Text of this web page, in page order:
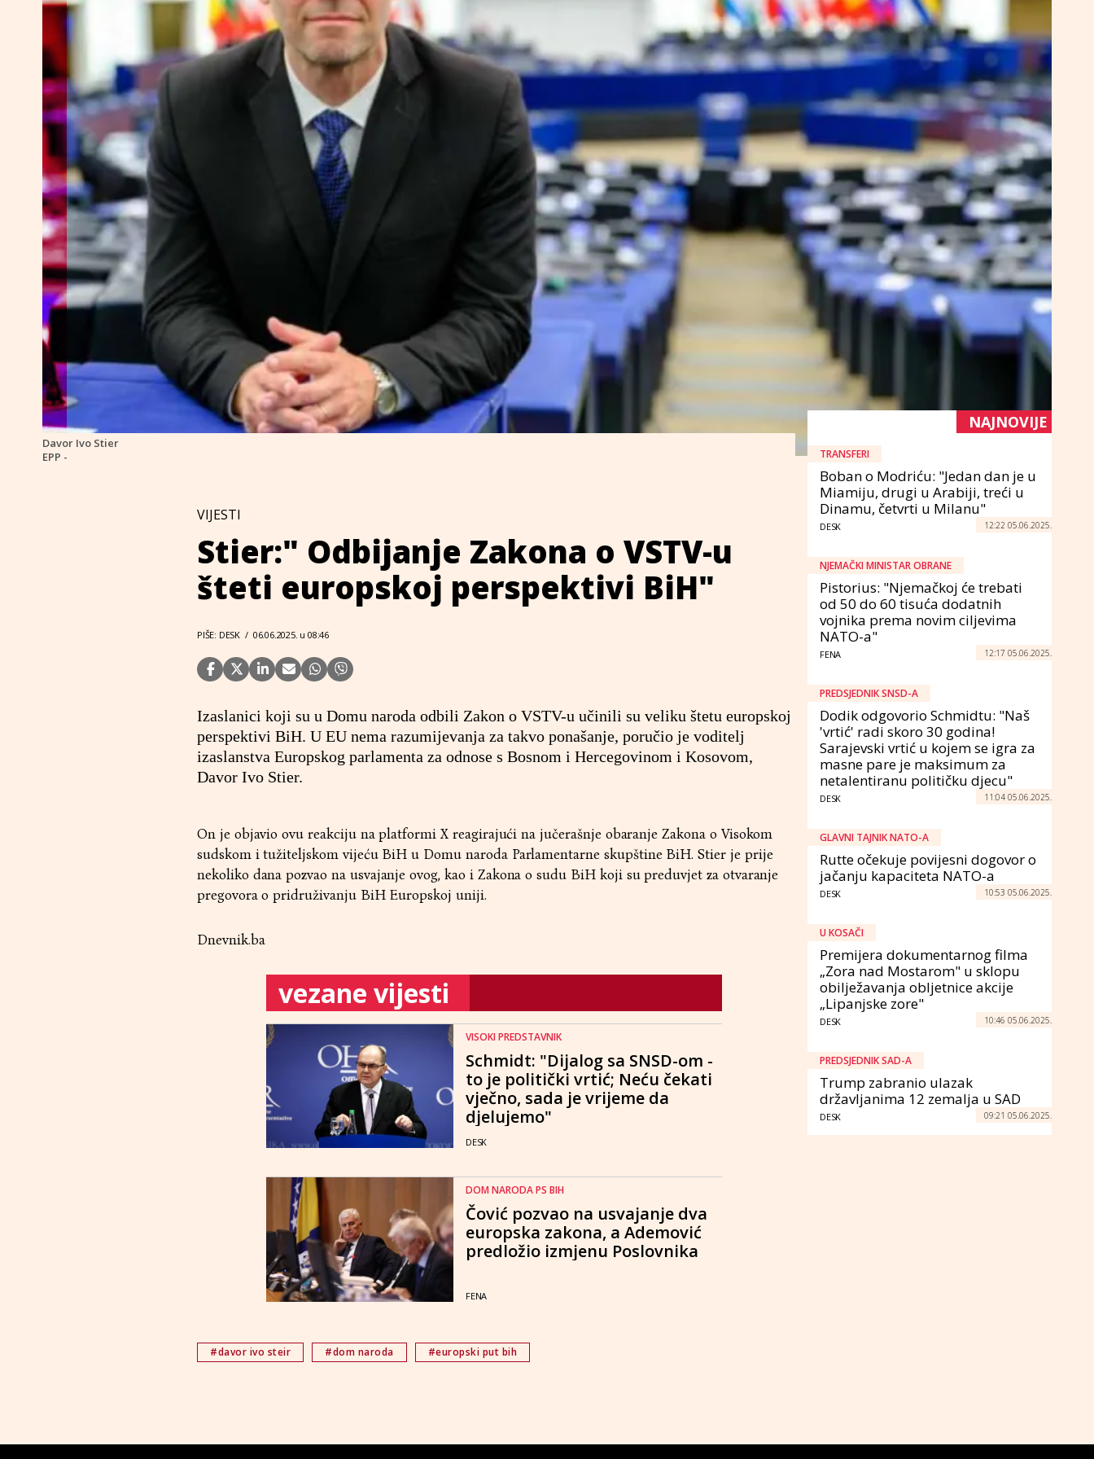
Davor Ivo Stier
EPP -
VIJESTI
Stier:" Odbijanje Zakona o VSTV-u
šteti europskoj perspektivi BiH"
PIŠE: DESK / 06.06.2025. u 08:46
Izaslanici koji su u Domu naroda odbili Zakon o VSTV-u učinili su veliku štetu europskoj
perspektivi BiH. U EU nema razumijevanja za takvo ponašanje, poručio je voditelj
izaslanstva Europskog parlamenta za odnose s Bosnom i Hercegovinom i Kosovom,
Davor Ivo Stier.
On je objavio ovu reakciju na platformi X reagirajući na jučerašnje obaranje Zakona o Visokom
sudskom i tužiteljskom vijeću BiH u Domu naroda Parlamentarne skupštine BiH. Stier je prije
nekoliko dana pozvao na usvajanje ovog, kao i Zakona o sudu BiH koji su preduvjet za otvaranje
pregovora o pridruživanju BiH Europskoj uniji.
Dnevnik.ba
vezane vijesti
VISOKI PREDSTAVNIK
Schmidt: "Dijalog sa SNSD-om -
to je politički vrtić; Neću čekati
vječno, sada je vrijeme da
djelujemo"
DESK
DOM NARODA PS BIH
Čović pozvao na usvajanje dva
europska zakona, a Ademović
predložio izmjenu Poslovnika
FENA
#davor ivo steir #dom naroda #europski put bih
NAJNOVIJE
TRANSFERI
Boban o Modriću: "Jedan dan je u
Miamiju, drugi u Arabiji, treći u
Dinamu, četvrti u Milanu"
DESK 12:22 05.06.2025.
NJEMAČKI MINISTAR OBRANE
Pistorius: "Njemačkoj će trebati
od 50 do 60 tisuća dodatnih
vojnika prema novim ciljevima
NATO-a"
FENA 12:17 05.06.2025.
PREDSJEDNIK SNSD-A
Dodik odgovorio Schmidtu: "Naš
'vrtić' radi skoro 30 godina!
Sarajevski vrtić u kojem se igra za
masne pare je maksimum za
netalentiranu političku djecu"
DESK 11:04 05.06.2025.
GLAVNI TAJNIK NATO-A
Rutte očekuje povijesni dogovor o
jačanju kapaciteta NATO-a
DESK 10:53 05.06.2025.
U KOSAČI
Premijera dokumentarnog filma
„Zora nad Mostarom" u sklopu
obilježavanja obljetnice akcije
„Lipanjske zore"
DESK 10:46 05.06.2025.
PREDSJEDNIK SAD-A
Trump zabranio ulazak
državljanima 12 zemalja u SAD
DESK 09:21 05.06.2025.